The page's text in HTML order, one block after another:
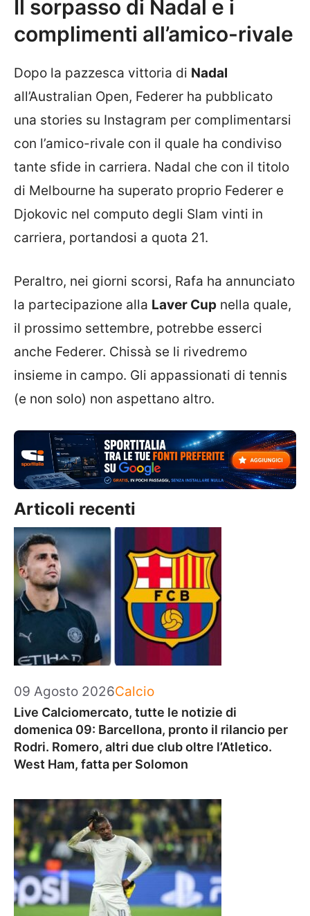
Il sorpasso di Nadal e i
complimenti all’amico-rivale
Dopo la pazzesca vittoria di Nadal
all’Australian Open, Federer ha pubblicato
una stories su Instagram per complimentarsi
con l’amico-rivale con il quale ha condiviso
tante sfide in carriera. Nadal che con il titolo
di Melbourne ha superato proprio Federer e
Djokovic nel computo degli Slam vinti in
carriera, portandosi a quota 21.
Peraltro, nei giorni scorsi, Rafa ha annunciato
la partecipazione alla Laver Cup nella quale,
il prossimo settembre, potrebbe esserci
anche Federer. Chissà se li rivedremo
insieme in campo. Gli appassionati di tennis
(e non solo) non aspettano altro.
Articoli recenti
09 Agosto 2026Categorie
Calcio
Live Calciomercato, tutte le notizie di
domenica 09: Barcellona, pronto il rilancio per
Rodri. Romero, altri due club oltre l’Atletico.
West Ham, fatta per Solomon